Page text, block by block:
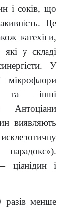
і соків, що
Це
катехіни,
які у складі
У
мікрофлори
та інші
Антоціани
виявляють
ціанідин і
разів менше